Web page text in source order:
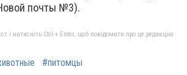
почты №3).
і натисніть Ctrl + Enter, щоб повідомити про це редакцію
#питомцы